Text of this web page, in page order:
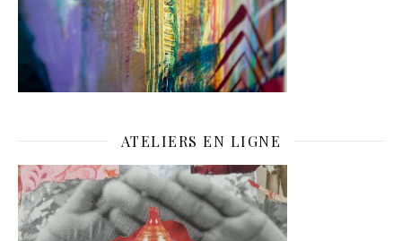
ATELIERS EN LIGNE